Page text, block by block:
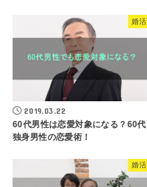
婚活
2019.03.22
60代男性は恋愛対象になる？60代
独身男性の恋愛術！
婚活